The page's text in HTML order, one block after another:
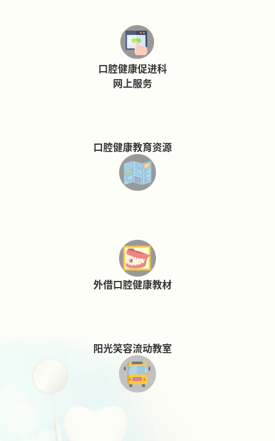
口腔健康促进科
网上服务
口腔健康教育资源
外借口腔健康教材
阳光笑容流动教室